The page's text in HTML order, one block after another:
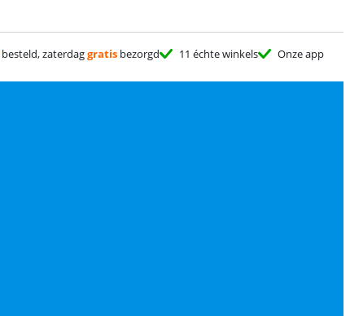
besteld, zaterdaggratis bezorgd 11 échte winkels Onze app